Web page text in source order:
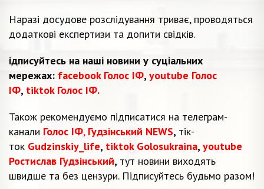
Наразі досудове розслідування триває, проводяться
додаткові експертизи та допити свідків.
ідписуйтесь на наші новини у суціальних
мережах: facebook Голос ІФ, youtube Голос
ІФ, tiktok Голос ІФ.
Також рекомендуємо підписатися на телеграм-
канали Голос ІФ, Гудзінський NEWS, тік-
ток Gudzinskiy_life, tiktok Golosukraina, youtube
Ростислав Гудзінський, тут новини виходять
швидше та без цензури. Підписуйтесь будьмо разом!